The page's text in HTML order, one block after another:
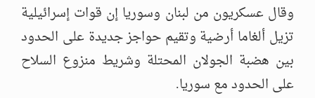
وقال عسكريون من لبنان وسوريا إن قوات إسرائيلية
تزيل ألغاما أرضية وتقيم حواجز جديدة على الحدود
بين هضبة الجولان المحتلة وشريط منزوع السلاح
على الحدود مع سوريا.